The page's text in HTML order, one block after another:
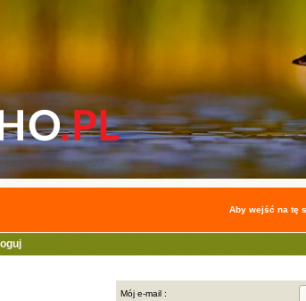
Aby wejść na tę
Mój e-mail :